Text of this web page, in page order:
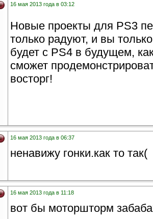
16 мая 2013 года в 03:12
Новые проекты для PS3
только радуют, и вы
будет с PS4 в будущем,
сможет
восторг!
16 мая 2013 года в 06:37
ненавижу гонки.как то так(
16 мая 2013 года в 11:18
вот бы моторшторм